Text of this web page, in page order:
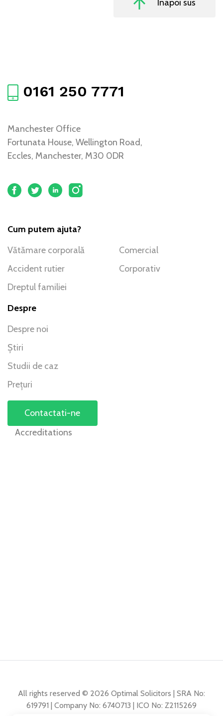
Inapoi sus
0161 250 7771
Manchester Office
Fortunata House, Wellington Road,
Eccles, Manchester, M30 0DR
Cum putem ajuta?
Vătămare corporală
Accident rutier
Dreptul familiei
Comercial
Corporativ
Despre
Despre noi
Știri
Studii de caz
Prețuri
Contactati-ne
Accreditations
All rights reserved © 2026 Optimal Solicitors | SRA No:
619791 | Company No: 6740713 | ICO No: Z2115269